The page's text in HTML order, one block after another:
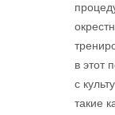
в этот
с
такие